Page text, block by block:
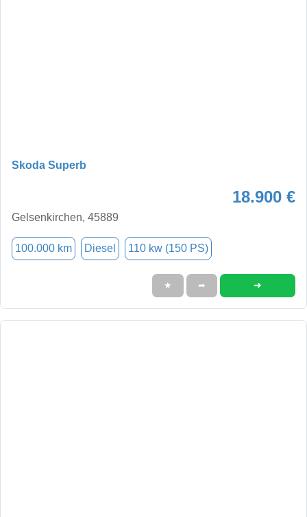
Skoda Superb
18.900 €
Gelsenkirchen, 45889
100.000 km Diesel 110 kw (150 PS)
★ ➦ ➜